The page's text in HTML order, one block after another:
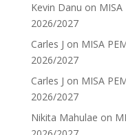
Kevin Danu on MISA
2026/2027
Carles J on MISA
2026/2027
Carles J on MISA
2026/2027
Nikita Mahulae on